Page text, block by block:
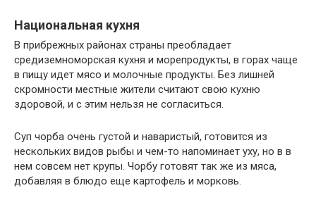
Национальная кухня
В прибрежных районах страны преобладает
средиземноморская кухня и морепродукты, в горах чаще
в пищу идет мясо и молочные продукты. Без лишней
скромности местные жители считают свою кухню
здоровой, и с этим нельзя не согласиться.
Суп чорба очень густой и наваристый, готовится из
нескольких видов рыбы и чем-то напоминает уху, но в в
нем совсем нет крупы. Чорбу готовят так же из мяса,
добавляя в блюдо еще картофель и морковь.